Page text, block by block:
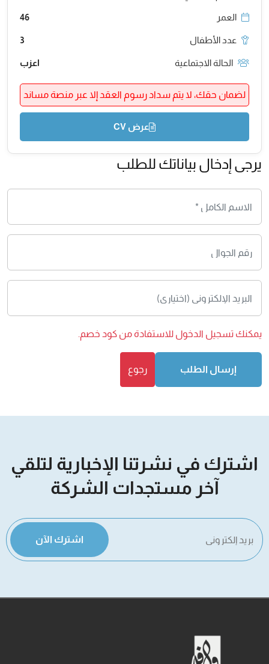
العمر 46
عدد الأطفال 3
الحالة الاجتماعية اعزب
لضمان حقك، لا يتم سداد رسوم العقد إلا عبر منصة مساند
عرض CV
يرجى إدخال بياناتك للطلب
يمكنك تسجيل الدخول للاستفادة من كود خصم.
إرسال الطلب رجوع
اشترك في نشرتنا الإخبارية لتلقي
آخر مستجدات الشركة
اشترك الآن